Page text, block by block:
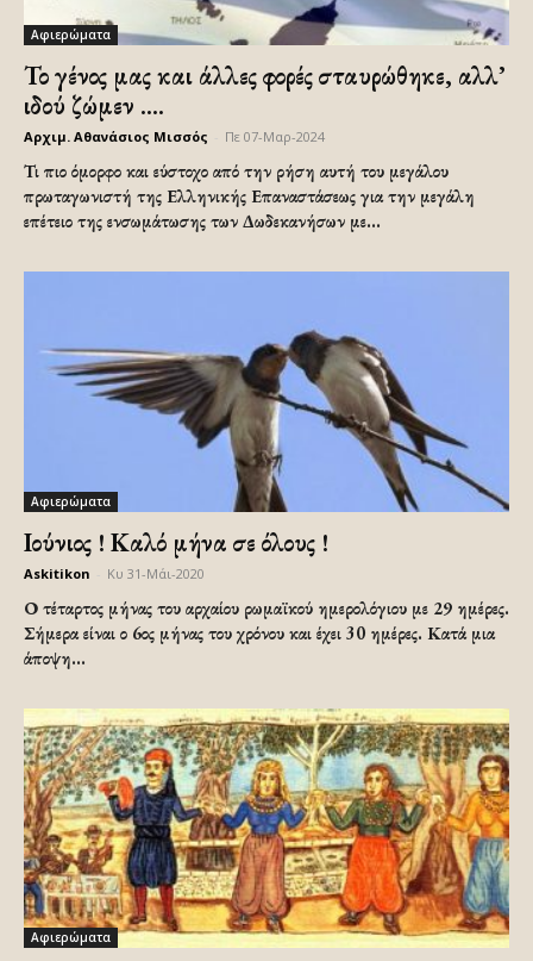
Αφιερώματα
Το γένος μας και άλλες φορές σταυρώθηκε, αλλ’
ιδού ζώμεν ....
Αρχιμ. Αθανάσιος Μισσός Πε 07-Μαρ-2024
Τι πιο όμορφο και εύστοχο από την ρήση αυτή του μεγάλου
πρωταγωνιστή της Ελληνικής Επαναστάσεως για την μεγάλη
επέτειο της ενσωμάτωσης των Δωδεκανήσων με...
Αφιερώματα
Ιούνιος ! Καλό μήνα σε όλους !
Askitikon Κυ 31-Μάι-2020
Ο τέταρτος μήνας του αρχαίου ρωμαϊκού ημερολόγιου με 29 ημέρες.
Σήμερα είναι ο 6ος μήνας του χρόνου και έχει 30 ημέρες. Κατά μια
άποψη...
Αφιερώματα